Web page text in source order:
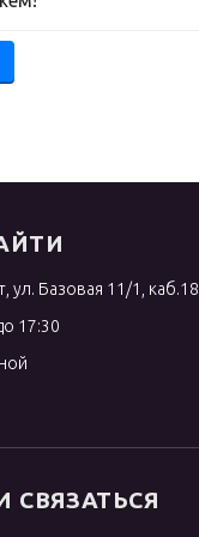
ул. Базовая 11/1, каб.18
17:30
СВЯЗАТЬСЯ